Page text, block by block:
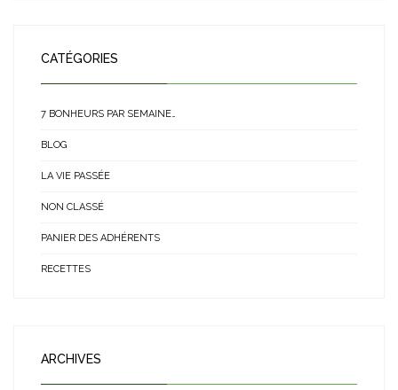
CATÉGORIES
7 BONHEURS PAR SEMAINE…
BLOG
LA VIE PASSÉE
NON CLASSÉ
PANIER DES ADHÉRENTS
RECETTES
ARCHIVES